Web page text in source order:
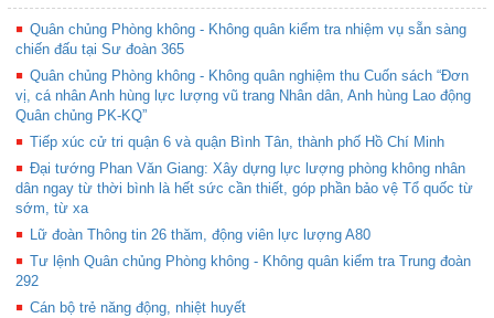
Quân chủng Phòng không - Không quân kiểm tra nhiệm vụ sẵn sàng
chiến đấu tại Sư đoàn 365
Quân chủng Phòng không - Không quân nghiệm thu Cuốn sách “Đơn
vị, cá nhân Anh hùng lực lượng vũ trang Nhân dân, Anh hùng Lao động
Quân chủng PK-KQ”
Tiếp xúc cử tri quận 6 và quận Bình Tân, thành phố Hồ Chí Minh
Đại tướng Phan Văn Giang: Xây dựng lực lượng phòng không nhân
dân ngay từ thời bình là hết sức cần thiết, góp phần bảo vệ Tổ quốc từ
sớm, từ xa
Lữ đoàn Thông tin 26 thăm, động viên lực lượng A80
Tư lệnh Quân chủng Phòng không - Không quân kiểm tra Trung đoàn
292
Cán bộ trẻ năng động, nhiệt huyết